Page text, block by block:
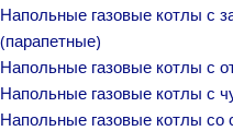
Напольные газовые котлы с
(парапетные)
Напольные газовые котлы с
Напольные газовые котлы с
Напольные газовые котлы